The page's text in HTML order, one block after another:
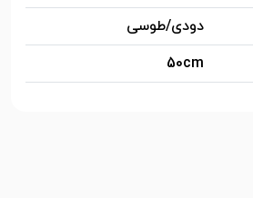
دودی/طوسی
50cm